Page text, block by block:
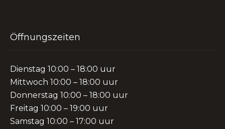
Öffnungszeiten
Dienstag 10:00 – 18:00 uur
Mittwoch 10:00 – 18:00 uur
Donnerstag 10:00 – 18:00 uur
Freitag 10:00 – 19:00 uur
Samstag 10:00 – 17:00 uur